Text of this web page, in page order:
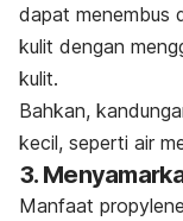
dapat menembus
kulit dengan
kulit.
Bahkan,
kecil, seperti air
3.
Manfaat